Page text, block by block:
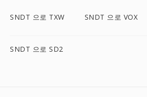
SNDT 으로 TXW SNDT 으로 VOX
SNDT 으로 SD2